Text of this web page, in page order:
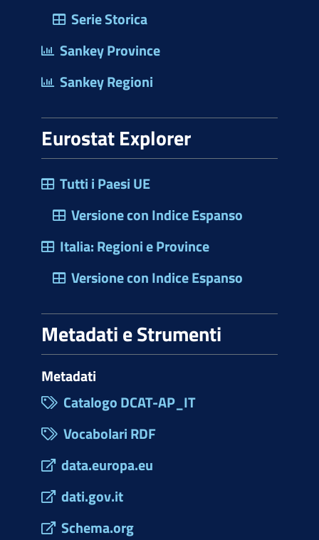
Serie Storica
Sankey Province
Sankey Regioni
Eurostat Explorer
Tutti i Paesi UE
Versione con Indice Espanso
Italia: Regioni e Province
Versione con Indice Espanso
Metadati e Strumenti
Metadati
Catalogo DCAT-AP_IT
Vocabolari RDF
data.europa.eu
dati.gov.it
Schema.org